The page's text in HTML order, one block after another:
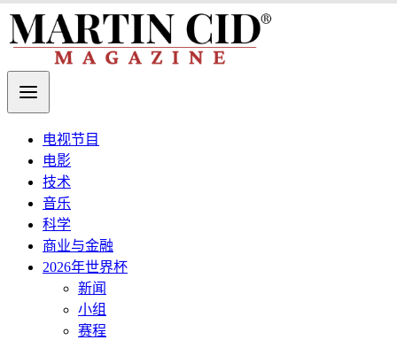
电视节目
电影
技术
音乐
科学
商业与金融
2026年世界杯
新闻
小组
赛程